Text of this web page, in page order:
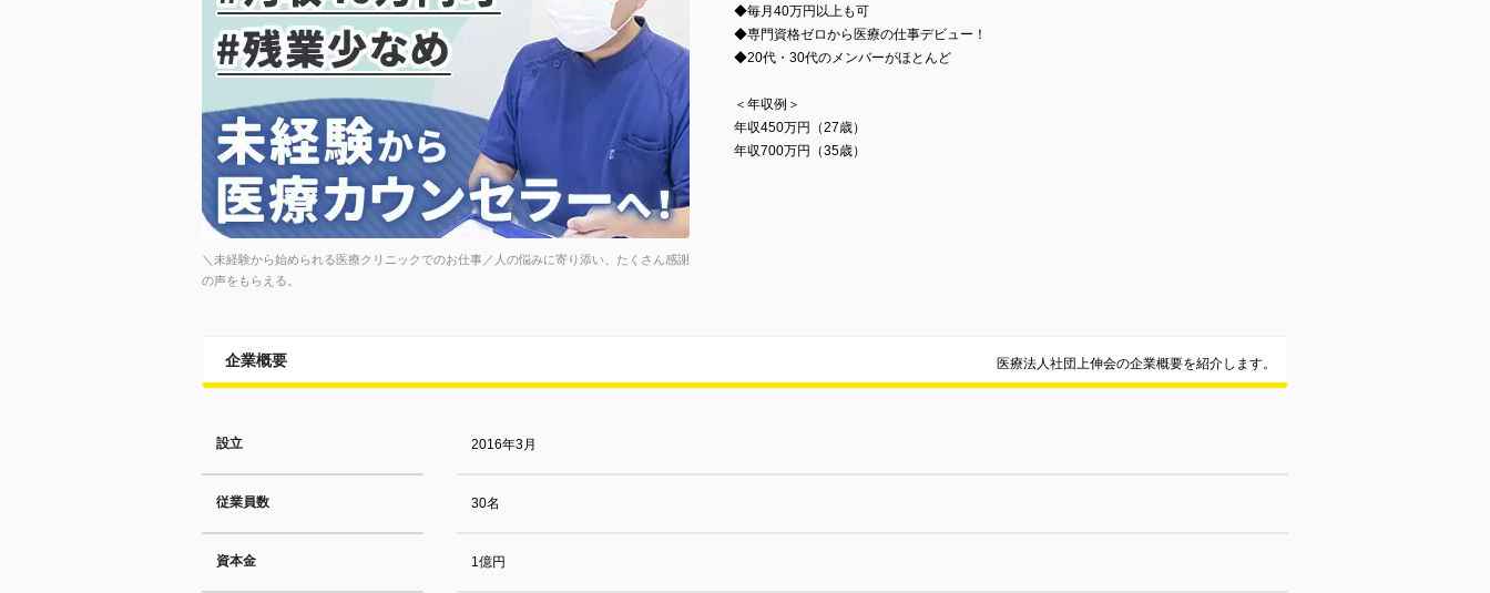
＼未経験から始められる医療クリニックでのお仕事／人の悩みに寄り添い、たくさん感謝
の声をもらえる。
◆毎月40万円以上も可
◆専門資格ゼロから医療の仕事デビュー！
◆20代・30代のメンバーがほとんど
＜年収例＞
年収450万円（27歳）
年収700万円（35歳）
企業概要 医療法人社団上伸会の企業概要を紹介します。
設立 2016年3月
従業員数 30名
資本金 1億円